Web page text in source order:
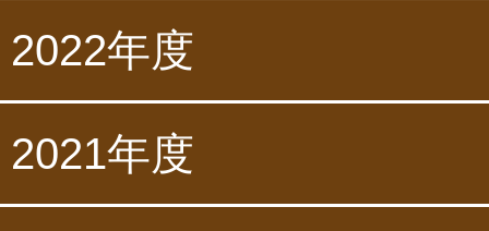
2022年度
2021年度